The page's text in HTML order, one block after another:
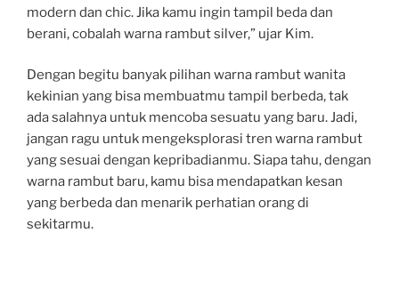
modern dan chic. Jika kamu ingin tampil beda dan
berani, cobalah warna rambut silver,” ujar Kim.
Dengan begitu banyak pilihan warna rambut wanita
kekinian yang bisa membuatmu tampil berbeda, tak
ada salahnya untuk mencoba sesuatu yang baru. Jadi,
jangan ragu untuk mengeksplorasi tren warna rambut
yang sesuai dengan kepribadianmu. Siapa tahu, dengan
warna rambut baru, kamu bisa mendapatkan kesan
yang berbeda dan menarik perhatian orang di
sekitarmu.